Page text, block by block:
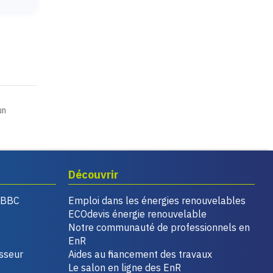
Découvrir
Emploi dans les énergies renouvelables
ECOdevis énergie renouvelable
Notre communauté de professionnels en
EnR
Aides au financement des travaux
Le salon en ligne des EnR